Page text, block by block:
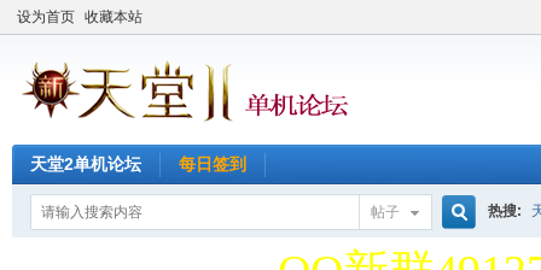
设为首页 收藏本站
天堂2单机论坛 每日签到
帖子 热搜:
天堂2单机